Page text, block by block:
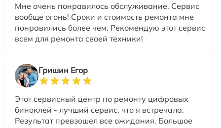
Мне очень понравилось обслуживание. Сервис
вообще огонь! Сроки и стоимость ремонта мне
понравились более чем. Рекомендую этот сервис
всем для ремонта своей техники!
Гришин Егор
Этот сервисный центр по ремонту цифровых
биноклей - лучший сервис, что я встречала.
Результат превзошел все ожидания. Большое